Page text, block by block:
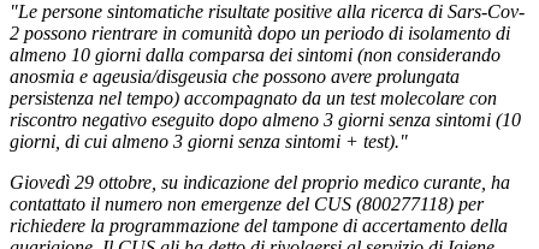
"Le persone sintomatiche risultate positive alla ricerca di Sars-Cov-
2 possono rientrare in comunità dopo un periodo di isolamento di
almeno 10 giorni dalla comparsa dei sintomi (non considerando
anosmia e ageusia/disgeusia che possono avere prolungata
persistenza nel tempo) accompagnato da un test molecolare con
riscontro negativo eseguito dopo almeno 3 giorni senza sintomi (10
giorni, di cui almeno 3 giorni senza sintomi + test)."
Giovedì 29 ottobre, su indicazione del proprio medico curante, ha
contattato il numero non emergenze del CUS (800277118) per
richiedere la programmazione del tampone di accertamento della